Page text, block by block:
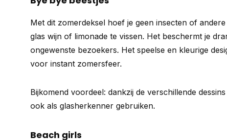
Met dit zomerdeksel hoef je geen insecten of
glas wijn of limonade te vissen. Het beschermt je
ongewenste bezoekers. Het speelse en kleurige
voor instant zomersfeer.
Bijkomend voordeel: dankzij de verschillende
ook als glasherkenner gebruiken.
Beach girls